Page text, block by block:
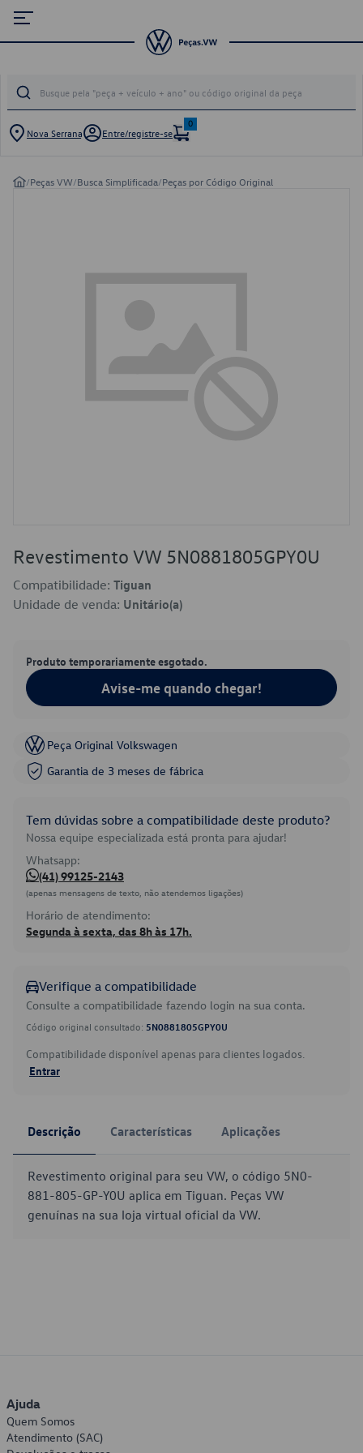
Nova Serrana Entre/registre-se
0
/Peças VW/Busca Simplificada/Peças por Código Original
Revestimento VW 5N0881805GPY0U
Compatibilidade: Tiguan
Unidade de venda: Unitário(a)
Produto temporariamente esgotado.
Avise-me quando chegar!
Peça Original Volkswagen
Garantia de 3 meses de fábrica
Tem dúvidas sobre a compatibilidade deste produto?
Nossa equipe especializada está pronta para ajudar!
Whatsapp:
(41) 99125-2143
(apenas mensagens de texto, não atendemos ligações)
Horário de atendimento:
Segunda à sexta, das 8h às 17h.
Verifique a compatibilidade
Consulte a compatibilidade fazendo login na sua conta.
Código original consultado: 5N0881805GPY0U
Compatibilidade disponível apenas para clientes logados.
Entrar
Descrição Características Aplicações
Revestimento original para seu VW, o código 5N0-
881-805-GP-Y0U aplica em Tiguan. Peças VW
genuínas na sua loja virtual oficial da VW.
Ajuda
Quem Somos
Atendimento (SAC)